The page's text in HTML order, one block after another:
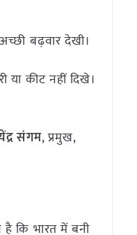
बढ़वार देखी।
या कीट नहीं दिखे।
संगम, प्रमुख,
है कि भारत में बनी